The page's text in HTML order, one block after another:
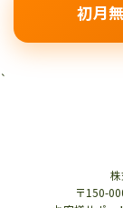
初月
`
〒150-